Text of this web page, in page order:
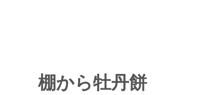
棚から牡丹餅